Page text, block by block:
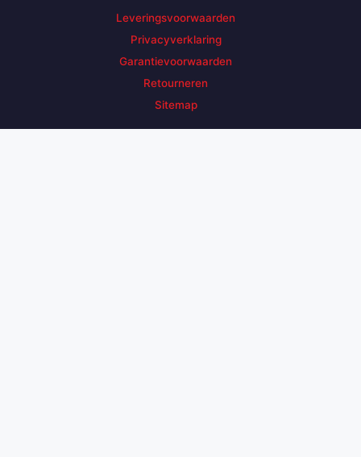
Leveringsvoorwaarden
Privacyverklaring
Garantievoorwaarden
Retourneren
Sitemap